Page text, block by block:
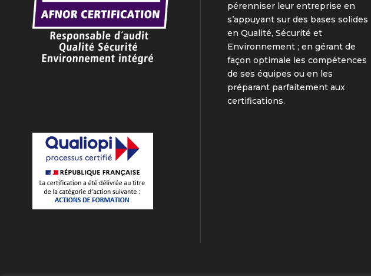
pérenniser leur entreprise en
s’appuyant sur des bases solides
en Qualité, Sécurité et
Environnement ; en gérant de
façon optimale les compétences
de ses équipes ou en les
préparant parfaitement aux
certifications.